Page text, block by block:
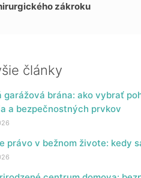
zákroku
články
garážová brána: ako vybrať
a bezpečnostných prvkov
právo v bežnom živote: kedy